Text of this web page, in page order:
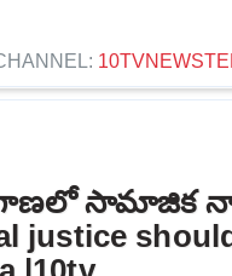
సామాజిక
justice